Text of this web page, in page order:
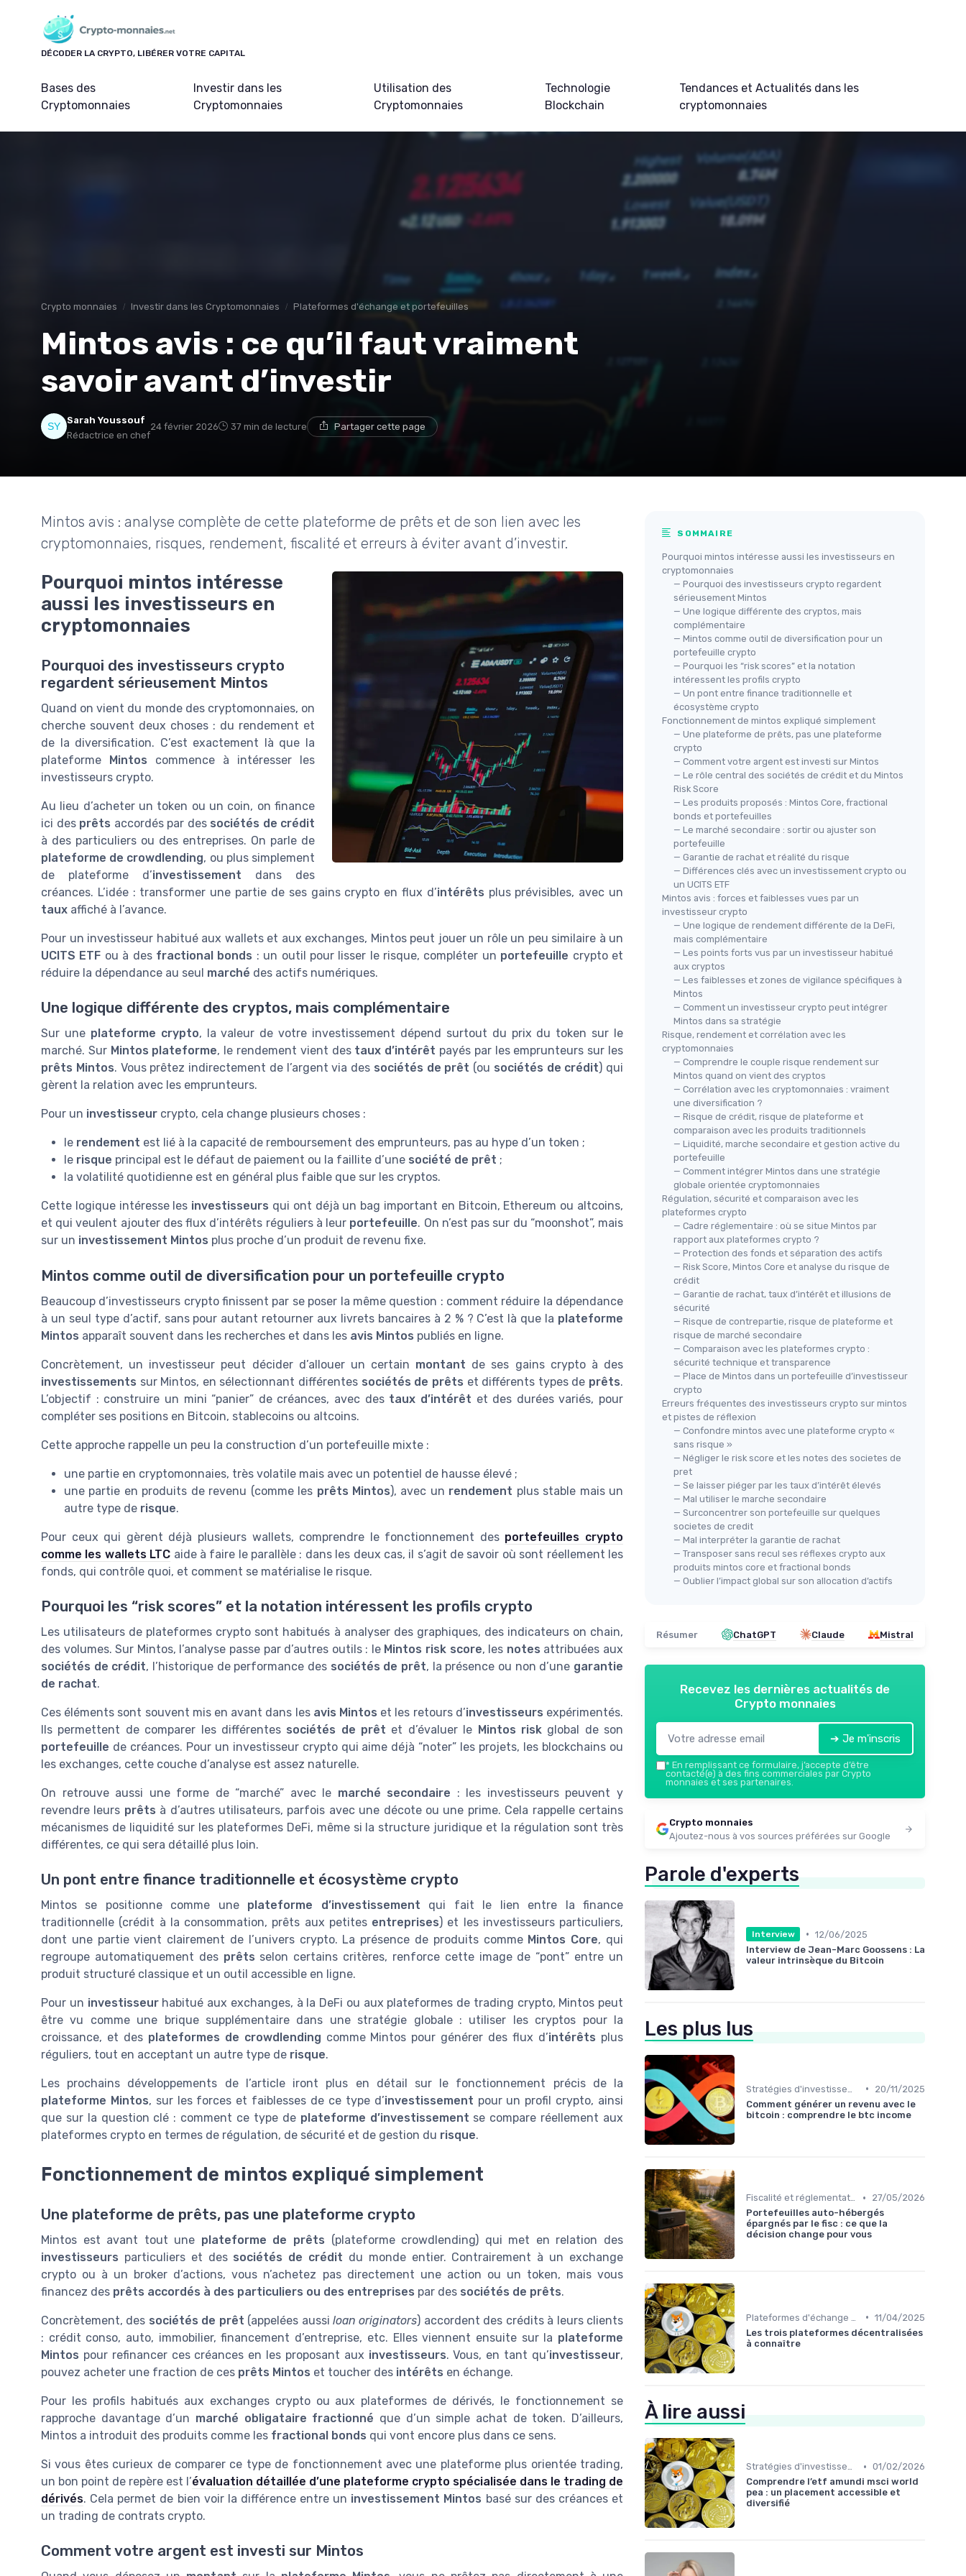
DÉCODER LA CRYPTO, LIBÉRER VOTRE CAPITAL
Bases des
Cryptomonnaies
Investir dans les
Cryptomonnaies
Utilisation des
Cryptomonnaies
Technologie
Blockchain
Tendances et Actualités dans les
cryptomonnaies
Crypto monnaies Investir dans les Cryptomonnaies Plateformes d'échange et portefeuilles
Mintos avis : ce qu’il faut vraiment
savoir avant d’investir
Sarah Youssouf
Rédactrice en chef
24 février 2026 37 min de lecture Partager cette page
Mintos avis : analyse complète de cette plateforme de prêts et de son lien avec les
cryptomonnaies, risques, rendement, fiscalité et erreurs à éviter avant d’investir.
Pourquoi mintos intéresse
aussi les investisseurs en
cryptomonnaies
Pourquoi des investisseurs crypto
regardent sérieusement Mintos
Quand on vient du monde des cryptomonnaies, on
cherche souvent deux choses : du rendement et
de la diversification. C’est exactement là que la
plateforme Mintos commence à intéresser les
investisseurs crypto.
Au lieu d’acheter un token ou un coin, on finance
ici des prêts accordés par des sociétés de crédit
à des particuliers ou des entreprises. On parle de
plateforme de crowdlending, ou plus simplement
de plateforme d’investissement dans des
créances. L’idée : transformer une partie de ses gains crypto en flux d’intérêts plus prévisibles, avec un
taux affiché à l’avance.
Pour un investisseur habitué aux wallets et aux exchanges, Mintos peut jouer un rôle un peu similaire à un
UCITS ETF ou à des fractional bonds : un outil pour lisser le risque, compléter un portefeuille crypto et
réduire la dépendance au seul marché des actifs numériques.
Une logique différente des cryptos, mais complémentaire
Sur une plateforme crypto, la valeur de votre investissement dépend surtout du prix du token sur le
marché. Sur Mintos plateforme, le rendement vient des taux d’intérêt payés par les emprunteurs sur les
prêts Mintos. Vous prêtez indirectement de l’argent via des sociétés de prêt (ou sociétés de crédit) qui
gèrent la relation avec les emprunteurs.
Pour un investisseur crypto, cela change plusieurs choses :
le rendement est lié à la capacité de remboursement des emprunteurs, pas au hype d’un token ;
le risque principal est le défaut de paiement ou la faillite d’une société de prêt ;
la volatilité quotidienne est en général plus faible que sur les cryptos.
Cette logique intéresse les investisseurs qui ont déjà un bag important en Bitcoin, Ethereum ou altcoins,
et qui veulent ajouter des flux d’intérêts réguliers à leur portefeuille. On n’est pas sur du “moonshot”, mais
sur un investissement Mintos plus proche d’un produit de revenu fixe.
Mintos comme outil de diversification pour un portefeuille crypto
Beaucoup d’investisseurs crypto finissent par se poser la même question : comment réduire la dépendance
à un seul type d’actif, sans pour autant retourner aux livrets bancaires à 2 % ? C’est là que la plateforme
Mintos apparaît souvent dans les recherches et dans les avis Mintos publiés en ligne.
Concrètement, un investisseur peut décider d’allouer un certain montant de ses gains crypto à des
investissements sur Mintos, en sélectionnant différentes sociétés de prêts et différents types de prêts.
L’objectif : construire un mini “panier” de créances, avec des taux d’intérêt et des durées variés, pour
compléter ses positions en Bitcoin, stablecoins ou altcoins.
Cette approche rappelle un peu la construction d’un portefeuille mixte :
une partie en cryptomonnaies, très volatile mais avec un potentiel de hausse élevé ;
une partie en produits de revenu (comme les prêts Mintos), avec un rendement plus stable mais un
autre type de risque.
Pour ceux qui gèrent déjà plusieurs wallets, comprendre le fonctionnement des portefeuilles crypto
comme les wallets LTC aide à faire le parallèle : dans les deux cas, il s’agit de savoir où sont réellement les
fonds, qui contrôle quoi, et comment se matérialise le risque.
Pourquoi les “risk scores” et la notation intéressent les profils crypto
Les utilisateurs de plateformes crypto sont habitués à analyser des graphiques, des indicateurs on chain,
des volumes. Sur Mintos, l’analyse passe par d’autres outils : le Mintos risk score, les notes attribuées aux
sociétés de crédit, l’historique de performance des sociétés de prêt, la présence ou non d’une garantie
de rachat.
Ces éléments sont souvent mis en avant dans les avis Mintos et les retours d’investisseurs expérimentés.
Ils permettent de comparer les différentes sociétés de prêt et d’évaluer le Mintos riskglobal de son
portefeuille de créances. Pour un investisseur crypto qui aime déjà “noter” les projets, les blockchains ou
les exchanges, cette couche d’analyse est assez naturelle.
On retrouve aussi une forme de “marché” avec le marché secondaire : les investisseurs peuvent y
revendre leurs prêts à d’autres utilisateurs, parfois avec une décote ou une prime. Cela rappelle certains
mécanismes de liquidité sur les plateformes DeFi, même si la structure juridique et la régulation sont très
différentes, ce qui sera détaillé plus loin.
Un pont entre finance traditionnelle et écosystème crypto
Mintos se positionne comme une plateforme d’investissement qui fait le lien entre la finance
traditionnelle (crédit à la consommation, prêts aux petites entreprises) et les investisseurs particuliers,
dont une partie vient clairement de l’univers crypto. La présence de produits comme Mintos Core, qui
regroupe automatiquement des prêts selon certains critères, renforce cette image de “pont” entre un
produit structuré classique et un outil accessible en ligne.
Pour un investisseurhabitué aux exchanges, à la DeFi ou aux plateformes de trading crypto, Mintos peut
être vu comme une brique supplémentaire dans une stratégie globale : utiliser les cryptos pour la
croissance, et des plateformes de crowdlending comme Mintos pour générer des flux d’intérêts plus
réguliers, tout en acceptant un autre type de risque.
Les prochains développements de l’article iront plus en détail sur le fonctionnement précis de la
plateforme Mintos, sur les forces et faiblesses de ce type d’investissement pour un profil crypto, ainsi
que sur la question clé : comment ce type de plateforme d’investissement se compare réellement aux
plateformes crypto en termes de régulation, de sécurité et de gestion du risque.
Fonctionnement de mintos expliqué simplement
Une plateforme de prêts, pas une plateforme crypto
Mintos est avant tout une plateforme de prêts (plateforme crowdlending) qui met en relation des
investisseurs particuliers et des sociétés de crédit du monde entier. Contrairement à un exchange
crypto ou à un broker d’actions, vous n’achetez pas directement une action ou un token, mais vous
financez des prêts accordés à des particuliers ou des entreprises par des sociétés de prêts.
Concrètement, des sociétés de prêt (appelées aussiloan originators) accordent des crédits à leurs clients
: crédit conso, auto, immobilier, financement d’entreprise, etc. Elles viennent ensuite sur la plateforme
Mintos pour refinancer ces créances en les proposant aux investisseurs. Vous, en tant qu’investisseur,
pouvez acheter une fraction de ces prêts Mintos et toucher des intérêts en échange.
Pour les profils habitués aux exchanges crypto ou aux plateformes de dérivés, le fonctionnement se
rapproche davantage d’un marché obligataire fractionné que d’un simple achat de token. D’ailleurs,
Mintos a introduit des produits comme les fractional bonds qui vont encore plus dans ce sens.
Si vous êtes curieux de comparer ce type de fonctionnement avec une plateforme plus orientée trading,
un bon point de repère est l’évaluation détaillée d’une plateforme crypto spécialisée dans le trading de
dérivés. Cela permet de bien voir la différence entre un investissement Mintos basé sur des créances et
un trading de contrats crypto.
Comment votre argent est investi sur Mintos
SOMMAIRE
Pourquoi mintos intéresse aussi les investisseurs en
cryptomonnaies
— Pourquoi des investisseurs crypto regardent
sérieusement Mintos
— Une logique différente des cryptos, mais
complémentaire
— Mintos comme outil de diversification pour un
portefeuille crypto
— Pourquoi les “risk scores” et la notation
intéressent les profils crypto
— Un pont entre finance traditionnelle et
écosystème crypto
Fonctionnement de mintos expliqué simplement
— Une plateforme de prêts, pas une plateforme
crypto
— Comment votre argent est investi sur Mintos
— Le rôle central des sociétés de crédit et du Mintos
Risk Score
— Les produits proposés : Mintos Core, fractional
bonds et portefeuilles
— Le marché secondaire : sortir ou ajuster son
portefeuille
— Garantie de rachat et réalité du risque
— Différences clés avec un investissement crypto ou
un UCITS ETF
Mintos avis : forces et faiblesses vues par un
investisseur crypto
— Une logique de rendement différente de la DeFi,
mais complémentaire
— Les points forts vus par un investisseur habitué
aux cryptos
— Les faiblesses et zones de vigilance spécifiques à
Mintos
— Comment un investisseur crypto peut intégrer
Mintos dans sa stratégie
Risque, rendement et corrélation avec les
cryptomonnaies
— Comprendre le couple risque rendement sur
Mintos quand on vient des cryptos
— Corrélation avec les cryptomonnaies : vraiment
une diversification ?
— Risque de crédit, risque de plateforme et
comparaison avec les produits traditionnels
— Liquidité, marche secondaire et gestion active du
portefeuille
— Comment intégrer Mintos dans une stratégie
globale orientée cryptomonnaies
Régulation, sécurité et comparaison avec les
plateformes crypto
— Cadre réglementaire : où se situe Mintos par
rapport aux plateformes crypto ?
— Protection des fonds et séparation des actifs
— Risk Score, Mintos Core et analyse du risque de
crédit
— Garantie de rachat, taux d’intérêt et illusions de
sécurité
— Risque de contrepartie, risque de plateforme et
risque de marché secondaire
— Comparaison avec les plateformes crypto :
sécurité technique et transparence
— Place de Mintos dans un portefeuille d’investisseur
crypto
Erreurs fréquentes des investisseurs crypto sur mintos
et pistes de réflexion
— Confondre mintos avec une plateforme crypto «
sans risque »
— Négliger le risk score et les notes des societes de
pret
— Se laisser piéger par les taux d’intérêt élevés
— Mal utiliser le marche secondaire
— Surconcentrer son portefeuille sur quelques
societes de credit
— Mal interpréter la garantie de rachat
— Transposer sans recul ses réflexes crypto aux
produits mintos core et fractional bonds
— Oublier l’impact global sur son allocation d’actifs
Résumer ChatGPT Claude Mistral
Recevez les dernières actualités de
Crypto monnaies
➔ Je m'inscris
* En remplissant ce formulaire, j’accepte d’être
contacté(e) à des fins commerciales par Crypto
monnaies et ses partenaires.
Crypto monnaies
Ajoutez-nous à vos sources préférées sur Google
Parole d'experts
Interview • 12/06/2025
Interview de Jean-Marc Goossens : La
valeur intrinsèque du Bitcoin
Les plus lus
•
20/11/2025
Comment générer un revenu avec le
bitcoin : comprendre le btc income
Fiscalité et réglementation •
27/05/2026
Portefeuilles auto-hébergés
épargnés par le fisc : ce que la
décision change pour vous
• 11/04/2025
Les trois plateformes décentralisées
à connaître
À lire aussi
Stratégies d'investissement • 01/02/2026
Comprendre l’etf amundi msci world
pea : un placement accessible et
diversifié